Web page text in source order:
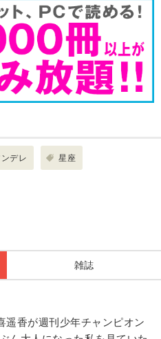
デレ 星座
雑誌
遥香が週刊少年チャンピオン